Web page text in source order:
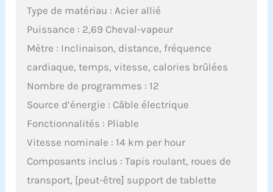
Type de matériau : Acier allié
Puissance : 2,69 Cheval-vapeur
Mètre : Inclinaison, distance, fréquence
cardiaque, temps, vitesse, calories brûlées
Nombre de programmes : 12
Source d’énergie : Câble électrique
Fonctionnalités : Pliable
Vitesse nominale : 14 km per hour
Composants inclus : Tapis roulant, roues de
transport, [peut-être] support de tablette